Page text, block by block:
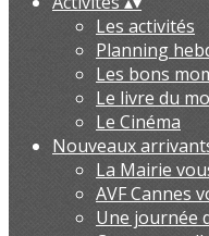
Les activités
Planning
Les bons
Le livre du
Le Cinéma
Nouveaux
La Mairie
AVF Cannes
Une journée